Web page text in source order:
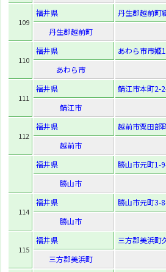
109
福井県
丹生郡越前町
丹生郡越前町
110
福井県
あわら市市姫
あわら市
111
福井県
鯖江市本町2-
鯖江市
112
福井県
越前市粟田部
越前市
福井県
勝山市元町1-
勝山市
114
福井県
勝山市元町3-
勝山市
115
福井県
三方郡美浜町
三方郡美浜町